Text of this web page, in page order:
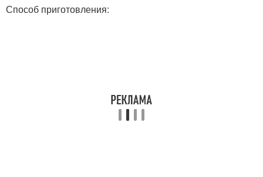
Способ приготовления: